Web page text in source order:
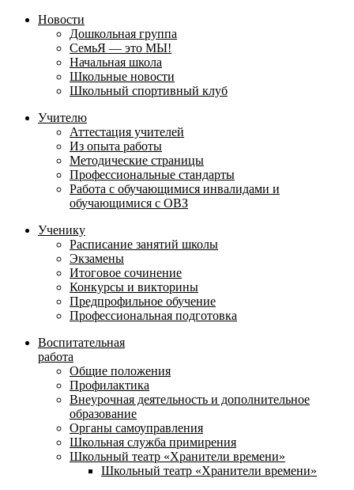
Новости
Дошкольная группа
СемьЯ — это МЫ!
Начальная школа
Школьные новости
Школьный спортивный клуб
Учителю
Аттестация учителей
Из опыта работы
Методические страницы
Профессиональные стандарты
Работа с обучающимися инвалидами и
обучающимися с ОВЗ
Ученику
Расписание занятий школы
Экзамены
Итоговое сочинение
Конкурсы и викторины
Предпрофильное обучение
Профессиональная подготовка
Воспитательная
работа
Общие положения
Профилактика
Внеурочная деятельность и дополнительное
образование
Органы самоуправления
Школьная служба примирения
Школьный театр «Хранители времени»
Школьный театр «Хранители времени»